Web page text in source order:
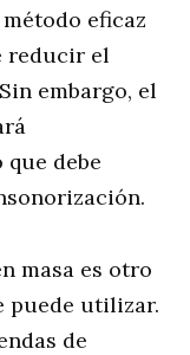
eficaz
reducir el
embargo, el
debe
masa es otro
puede utilizar.
de